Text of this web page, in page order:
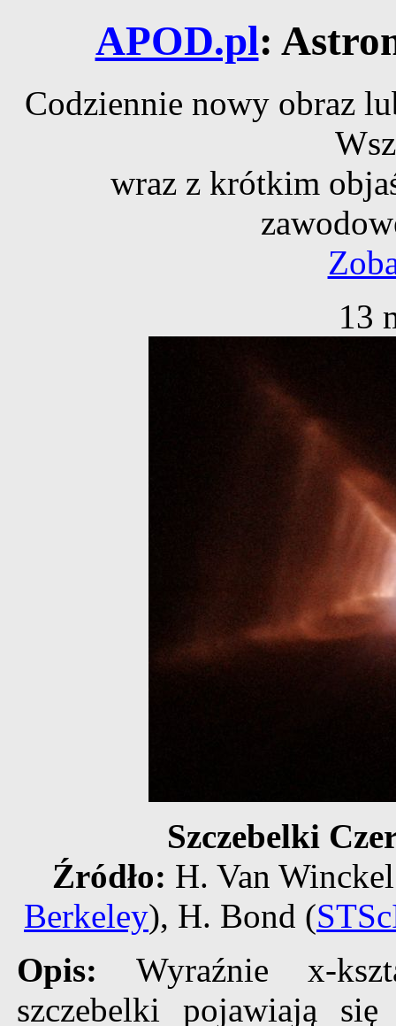
APOD.pl:
Codziennie nowy obraz
wraz z krótkim
13
Szczebelki
Źródło: H. Van
Berkeley), H. Bond (
Opis:Wyraźnie x-
szczebelki pojawiają